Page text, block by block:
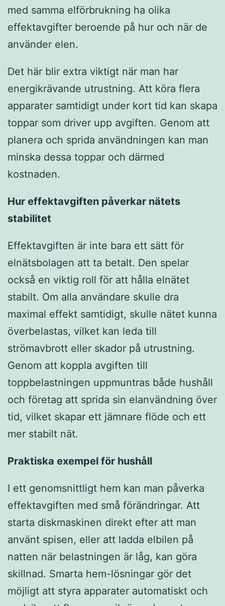
med samma elförbrukning ha olika
effektavgifter beroende på hur och när de
använder elen.
Det här blir extra viktigt när man har
energikrävande utrustning. Att köra flera
apparater samtidigt under kort tid kan skapa
toppar som driver upp avgiften. Genom att
planera och sprida användningen kan man
minska dessa toppar och därmed
kostnaden.
Hur effektavgiften påverkar nätets
stabilitet
Effektavgiften är inte bara ett sätt för
elnätsbolagen att ta betalt. Den spelar
också en viktig roll för att hålla elnätet
stabilt. Om alla användare skulle dra
maximal effekt samtidigt, skulle nätet kunna
överbelastas, vilket kan leda till
strömavbrott eller skador på utrustning.
Genom att koppla avgiften till
toppbelastningen uppmuntras både hushåll
och företag att sprida sin elanvändning över
tid, vilket skapar ett jämnare flöde och ett
mer stabilt nät.
Praktiska exempel för hushåll
I ett genomsnittligt hem kan man påverka
effektavgiften med små förändringar. Att
starta diskmaskinen direkt efter att man
använt spisen, eller att ladda elbilen på
natten när belastningen är låg, kan göra
skillnad. Smarta hem-lösningar gör det
möjligt att styra apparater automatiskt och